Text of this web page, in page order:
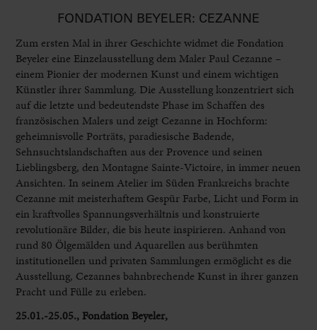
FONDATION BEYELER: CEZANNE
Zum ersten Mal in ihrer Geschichte widmet die Fondation
Beyeler eine Einzelausstellung dem Maler Paul Cezanne –
einem Pionier der modernen Kunst und einem wichtigen
Künstler ihrer Sammlung. Die Ausstellung konzentriert sich
auf die letzte und bedeutendste Phase im Schaffen des
französischen Malers und zeigt Cezanne in Hochform:
geheimnisvolle Porträts, paradiesische Badende,
Sehnsuchtslandschaften aus der Provence und seinen
Lieblingsberg, den Montagne Sainte-Victoire, in immer neuen
Ansichten. In seinem Atelier im Süden Frankreichs brachte
Cezanne mit meisterhaftem Gespür Farbe, Licht und Form in
ein kraftvolles Spannungsverhältnis und konstruierte
revolutionäre Bilder, die bis heute inspirieren. Anhand von
rund 80 Ölgemälden und Aquarellen aus berühmten
institutionellen und privaten Sammlungen ermöglicht es die
Ausstellung, Cezannes bahnbrechende Kunst in ihrer ganzen
Pracht und Fülle zu erleben.
25.01.-25.05., Fondation Beyeler,